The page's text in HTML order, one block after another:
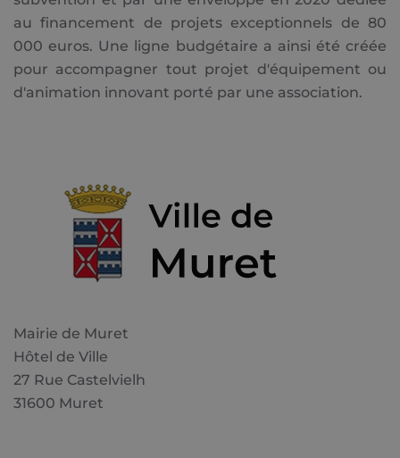
au financement de projets exceptionnels de 80
000 euros. Une ligne budgétaire a ainsi été créée
pour accompagner tout projet d'équipement ou
d'animation innovant porté par une association.
Mairie de Muret
Hôtel de Ville
27 Rue Castelvielh
31600 Muret